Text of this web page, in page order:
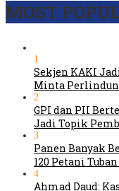
MOST
1
Sekjen KAKI
Minta
2
GPI dan PII
Jadi Topik
3
Panen Banyak
120 Petani
4
Ahmad Daud: